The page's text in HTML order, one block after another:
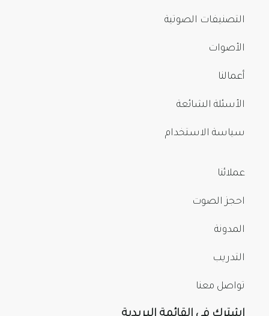
التصنيفات الصوتية
الأصوات
أعمالنا
الأسئلة الشائعة
سياسة الاستخدام
عملائنا
احجز الصوت
المدونة
التدريب
تواصل معنا